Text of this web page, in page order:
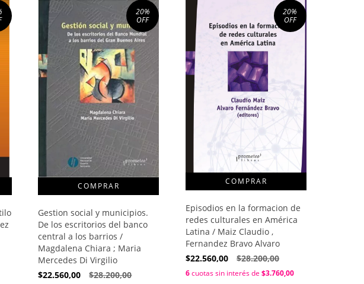
20%
OFF
Gestion social y municipios.
De los escritorios del banco
central a los barrios /
Magdalena Chiara ; Maria
Mercedes Di Virgilio
$22.560,00
$28.200,00
20%
OFF
Episodios en la formacion de
redes culturales en América
Latina / Maiz Claudio ,
Fernandez Bravo Alvaro
$22.560,00
$28.200,00
6cuotas sin interés de$3.760,00